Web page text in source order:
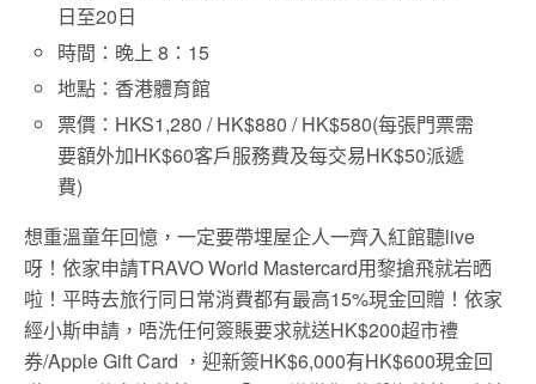
日至20日
時間：晚上 8：15
地點：香港體育館
票價：HKS1,280 / HK$880 / HK$580(每張門票需
要額外加HK$60客戶服務費及每交易HK$50派遞
費)
想重溫童年回憶，一定要帶埋屋企人一齊入紅館聽live
呀！依家申請TRAVO World Mastercard用黎搶飛就岩晒
啦！平時去旅行同日常消費都有最高15%現金回贈！依家
經小斯申請，唔洗任何簽賬要求就送HK$200超市禮
券/Apple Gift Card ，迎新簽HK$6,000有HK$600現金回